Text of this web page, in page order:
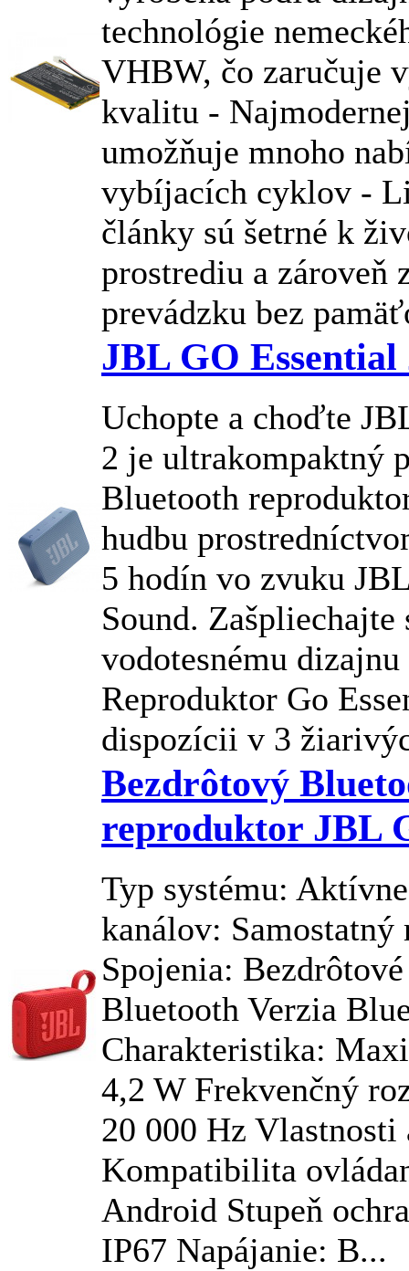
technológie
VHBW, čo zaručuje
kvalitu -
umožňuje mnoho
vybíjacích cyklov -
články sú šetrné k
prostrediu a zároveň
prevádzku bez
JBL GO Essential
Uchopte a choďte
2 je ultrakompaktný
Bluetooth
hudbu
5 hodín vo zvuku
Sound.
vodotesnému
Reproduktor Go
dispozícii v 3
Bezdrôtový
reproduktor JBL
Typ systému:
kanálov: Samostatný
Spojenia:
Bluetooth Verzia
Charakteristika:
4,2 W Frekvenčný
20 000 Hz
Kompatibilita
Android Stupeň
IP67 Napájanie: B...